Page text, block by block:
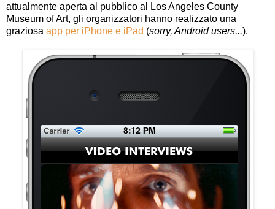
attualmente aperta al pubblico al Los Angeles County
Museum of Art, gli organizzatori hanno realizzato una
graziosa app per iPhone e iPad (sorry, Android users...).